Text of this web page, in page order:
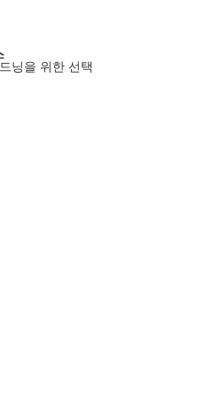
닝을 위한 선택